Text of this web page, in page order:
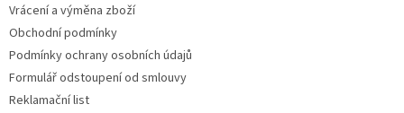
Vrácení a výměna zboží
Obchodní podmínky
Podmínky ochrany osobních údajů
Formulář odstoupení od smlouvy
Reklamační list